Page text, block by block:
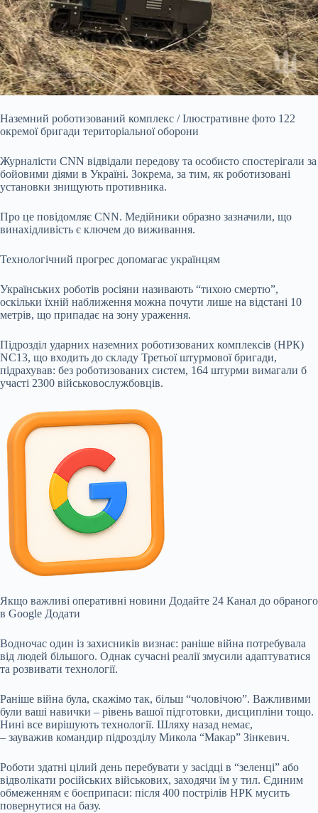
Наземний роботизований комплекс / Ілюстративне фото 122
окремої бригади територіальної оборони
Журналісти CNN відвідали передову та особисто спостерігали за
бойовими діями в Україні. Зокрема, за тим, як роботизовані
установки знищують противника.
Про це повідомляє CNN. Медійники образно зазначили, що
винахідливість є ключем до виживання.
Технологічний прогрес допомагає українцям
Українських роботів росіяни називають “тихою смертю”,
оскільки їхній наближення можна почути лише на відстані 10
метрів, що припадає на зону ураження.
Підрозділ ударних наземних роботизованих комплексів (НРК)
NC13, що входить до складу Третьої штурмової бригади,
підрахував: без роботизованих систем, 164 штурми вимагали б
участі 2300 військовослужбовців.
Якщо важливі оперативні новини Додайте 24 Канал до обраного
в Google Додати
Водночас один із захисників визнає: раніше війна потребувала
від людей більшого. Однак сучасні реалії змусили адаптуватися
та розвивати технології.
Раніше війна була, скажімо так, більш “чоловічою”. Важливими
були ваші навички – рівень вашої підготовки, дисципліни тощо.
Нині все вирішують технології. Шляху назад немає,
– зауважив командир підрозділу Микола “Макар” Зінкевич.
Роботи здатні цілий день перебувати у засідці в “зеленці” або
відволікати російських військових, заходячи їм у тил. Єдиним
обмеженням є боєприпаси: після 400 пострілів НРК мусить
повернутися на базу.